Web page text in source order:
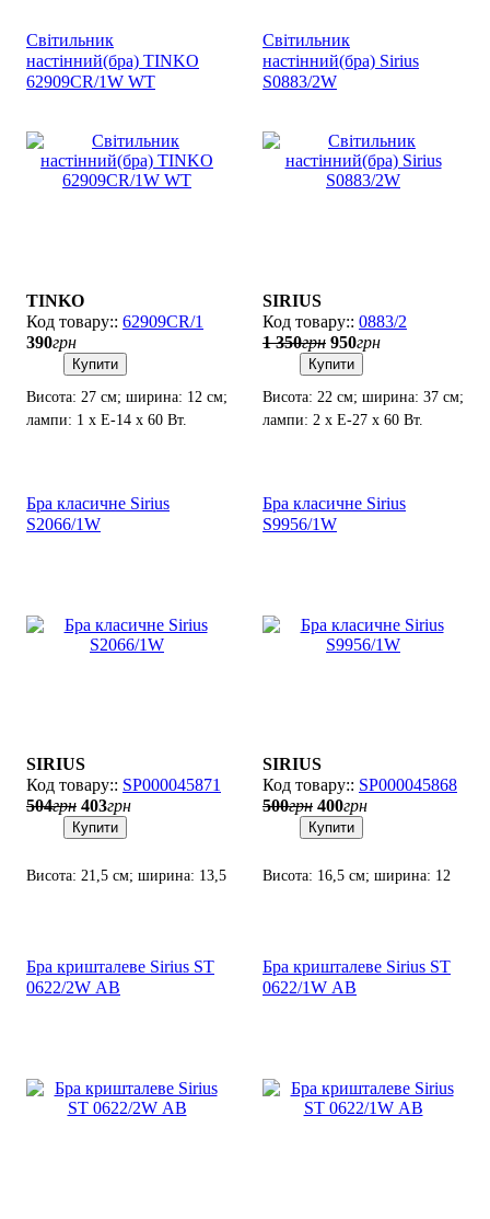
Світильник
настінний(бра) TINKO
62909CR/1W WT
TINKO
62909CR/1
390грн
Купити
Висота: 27 см; ширина: 12 см;
лампи: 1 х Е-14 х 60 Вт.
Світильник
настінний(бра) Sirius
S0883/2W
SIRIUS
0883/2
1 350грн 950грн
Купити
Висота: 22 см; ширина: 37 см;
лампи: 2 х Е-27 х 60 Вт.
Бра класичне Sirius
S2066/1W
SIRIUS
SP000045871
504грн 403грн
Купити
Висота: 21,5 см; ширина: 13,5
Бра класичне Sirius
S9956/1W
SIRIUS
SP000045868
500грн 400грн
Купити
Висота: 16,5 см; ширина: 12
Бра кришталеве Sirius SТ
0622/2W АВ
Бра кришталеве Sirius SТ
0622/1W АВ